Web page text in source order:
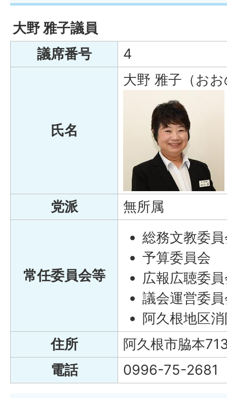
大野 雅子議員
議席番号
4
氏名
大野 雅子（お
党派 無所属
常任委員会等
総務文教委
予算委員会
広報広聴委
議会運営委
阿久根地区
住所
阿久根市脇本
電話
0996-75-2681